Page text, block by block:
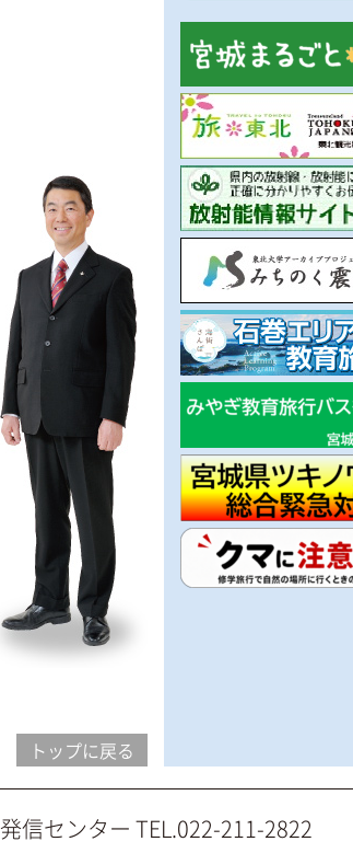
トップに戻る
信センター TEL.022-211-2822